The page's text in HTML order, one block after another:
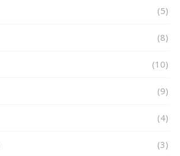
(5)
(8)
(10)
(9)
(4)
(3)